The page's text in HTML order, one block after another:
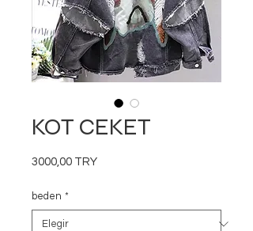
KOT CEKET
3000,00 TRYPrecio
beden *